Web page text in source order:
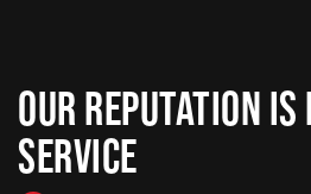
OUR REPUTATION
SERVICE